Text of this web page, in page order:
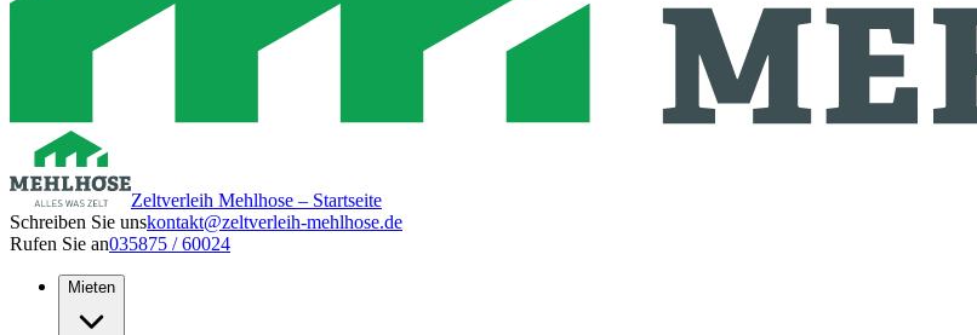
Zeltverleih Mehlhose – Startseite
Schreiben Sie unskontakt@zeltverleih-mehlhose.de
Rufen Sie an035875 / 60024
Mieten